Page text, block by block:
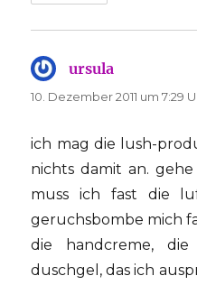
ursula
10. Dezember 2011 um 7:29
ich mag die lush-
nichts damit an.
muss ich fast die
geruchsbombe mich
die handcreme,
duschgel, das ich